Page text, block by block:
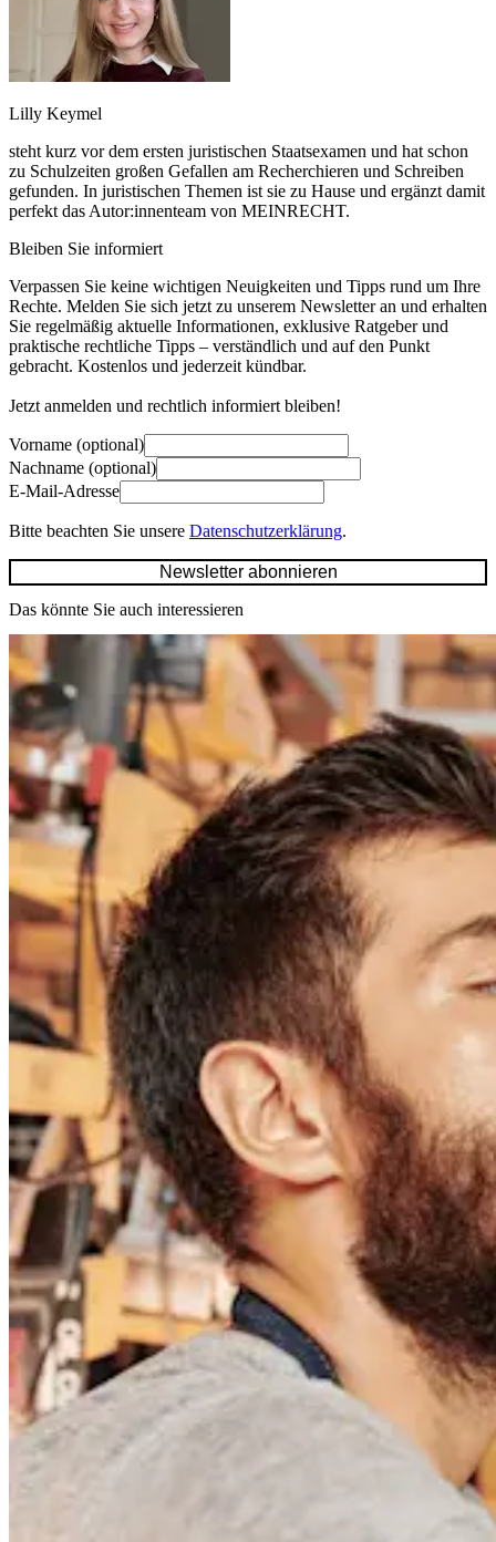
Lilly Keymel
steht kurz vor dem ersten juristischen Staatsexamen und hat schon
zu Schulzeiten großen Gefallen am Recherchieren und Schreiben
gefunden. In juristischen Themen ist sie zu Hause und ergänzt damit
perfekt das Autor:innenteam von MEINRECHT.
Bleiben Sie informiert
Verpassen Sie keine wichtigen Neuigkeiten und Tipps rund um Ihre
Rechte. Melden Sie sich jetzt zu unserem Newsletter an und erhalten
Sie regelmäßig aktuelle Informationen, exklusive Ratgeber und
praktische rechtliche Tipps – verständlich und auf den Punkt
gebracht. Kostenlos und jederzeit kündbar.
Jetzt anmelden und rechtlich informiert bleiben!
Vorname (optional)
Nachname (optional)
E-Mail-Adresse
Bitte beachten Sie unsere Datenschutzerklärung.
Newsletter abonnieren
Das könnte Sie auch interessieren